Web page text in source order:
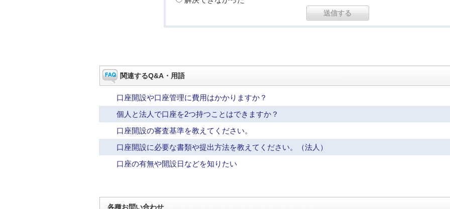
関連するQ&A・用語
口座開設や口座管理に費用はかかりますか？
個人と法人で口座を2つ持つことはできますか？
口座開設の審査基準を教えてください。
口座開設に必要な書類や提出方法を教えてください。（法人）
口座の有無や開設日などを知りたい
各種お問い合わせ